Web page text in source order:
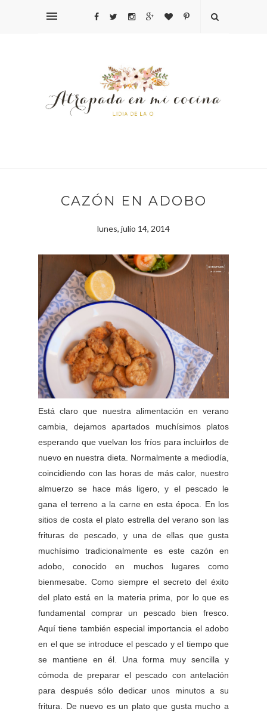
CAZÓN EN ADOBO
lunes, julio 14, 2014
Está claro que nuestra alimentación en verano
cambia, dejamos apartados muchísimos platos
esperando que vuelvan los fríos para incluirlos de
nuevo en nuestra dieta. Normalmente a mediodía,
coincidiendo con las horas de más calor, nuestro
almuerzo se hace más ligero, y el pescado le
gana el terreno a la carne en esta época. En los
sitios de costa el plato estrella del verano son las
frituras de pescado, y una de ellas que gusta
muchísimo tradicionalmente es este cazón en
adobo, conocido en muchos lugares como
bienmesabe. Como siempre el secreto del éxito
del plato está en la materia prima, por lo que es
fundamental comprar un pescado bien fresco.
Aquí tiene también especial importancia el adobo
en el que se introduce el pescado y el tiempo que
se mantiene en él. Una forma muy sencilla y
cómoda de preparar el pescado con antelación
para después sólo dedicar unos minutos a su
fritura. De nuevo es un plato que gusta mucho a